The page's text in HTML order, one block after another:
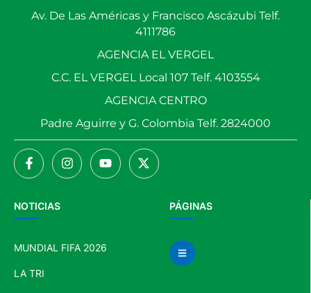
PÁGINAS
NOTICIAS
MUNDIAL FIFA 2026
LA TRI
Av. De Las Américas y Francisco Ascázubi Telf.
4111786
AGENCIA EL VERGEL
C.C. EL VERGEL Local 107 Telf. 4103554
AGENCIA CENTRO
Padre Aguirre y G. Colombia Telf. 2824000